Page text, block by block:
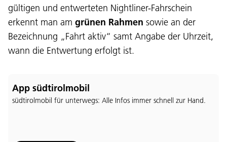
gültigen und entwerteten Nightliner-Fahrschein
erkennt man am grünen Rahmen sowie an der
Bezeichnung „Fahrt aktiv“ samt Angabe der Uhrzeit,
wann die Entwertung erfolgt ist.
App südtirolmobil
südtirolmobil für unterwegs: Alle Infos immer schnell zur Hand.